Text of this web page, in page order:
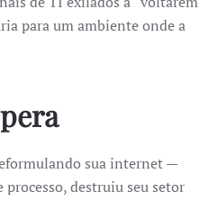
para um ambiente onde a
sua internet —
destruiu seu setor